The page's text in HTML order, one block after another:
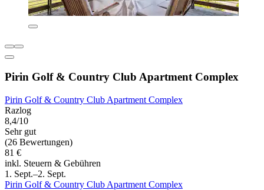
Pirin Golf & Country Club Apartment Complex
Pirin Golf & Country Club Apartment Complex
Razlog
8,4/10
Sehr gut
(26 Bewertungen)
81 €
inkl. Steuern & Gebühren
1. Sept.–2. Sept.
Pirin Golf & Country Club Apartment Complex